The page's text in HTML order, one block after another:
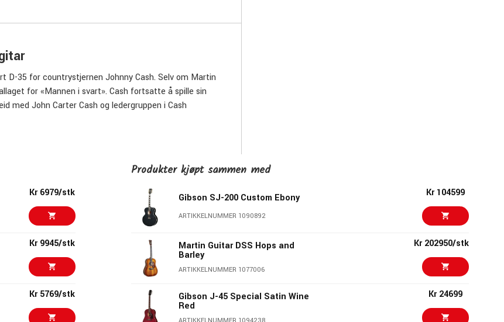
D-35 for countrystjernen Johnny Cash. Selv om Martin
for «Mannen i svart». Cash fortsatte å spille sin
med John Carter Cash og ledergruppen i Cash
Jett black høytrykkslaminat (HPL) på toppen, baksiden
et spesiallaget gripebrett med innlagt
med Martins Authentic Acoustic Lifespan® 2.0-
gitar for alle som ønsker å hedre arven etter den
Kr 6979/stk
Kr 9945/stk
Kr 5769/stk
Produkter kjøpt sammen med
Gibson SJ-200 Custom Ebony
ARTIKKELNUMMER 1090892
Kr 104599
Martin Guitar DSS Hops and
Barley
ARTIKKELNUMMER 1077006
Kr 202950/stk
Gibson J-45 Special Satin Wine
Red
Kr 24699